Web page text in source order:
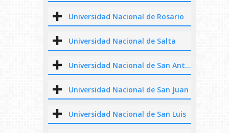
Universidad Nacional de Rosario
Universidad Nacional de Salta
Universidad Nacional de San Antonio de Areco
Universidad Nacional de San Juan
Universidad Nacional de San Luis